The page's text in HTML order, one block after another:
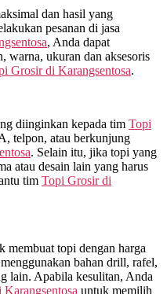
dan hasil yang
pesanan di jasa
, Anda dapat
warna, ukuran dan aksesoris
Grosir di Karangsentosa.
diinginkan kepada tim Topi
telpon, atau berkunjung
. Selain itu, jika topi yang
atau desain lain yang harus
tim Topi Grosir di
membuat topi dengan harga
bahan drill, rafel,
lain. Apabila kesulitan, Anda
Karangsentosa untuk memilih